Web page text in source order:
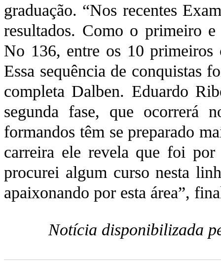
graduação. “Nos recentes
resultados. Como o primeiro
No 136, entre os 10 primeiros
Essa sequência de conquistas
completa Dalben. Eduardo
segunda fase, que ocorrerá
formandos têm se preparado
carreira ele revela que foi por
procurei algum curso nesta
apaixonando por esta área”,
Notícia disponibilizada